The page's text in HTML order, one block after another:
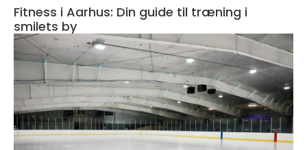
Fitness i Aarhus: Din guide til træning i
smilets by